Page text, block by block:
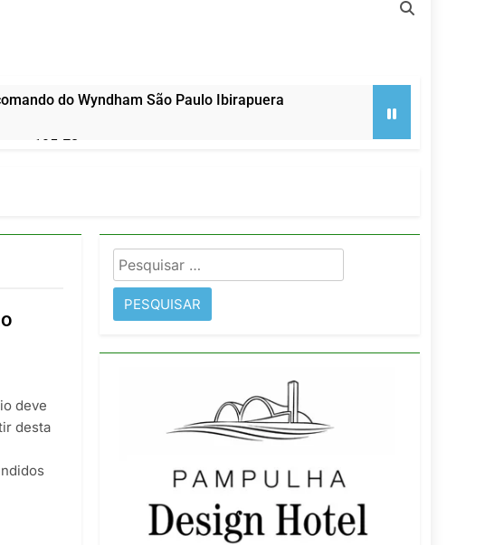
do Wyndham São Paulo Ibirapuera
195-E2
investimentos e fortalece infraestrutura
deve
desta
Pesquisar
por: